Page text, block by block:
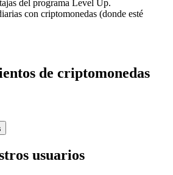
del programa Level Up.
con criptomonedas (donde esté
de criptomonedas
usuarios